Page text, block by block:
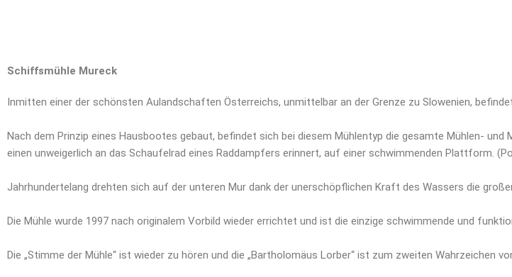
Schiffsmühle Mureck
Inmitten einer der schönsten Aulandschaften Österreichs, unmittelbar an der Grenze zu Slowenien,
Nach dem Prinzip eines Hausbootes gebaut, befindet sich bei diesem Mühlentyp die gesamte Mühlen- und
einen unweigerlich an das Schaufelrad eines Raddampfers erinnert, auf einer schwimmenden Plattform.
Jahrhundertelang drehten sich auf der unteren Mur dank der unerschöpflichen Kraft des Wassers die
Die Mühle wurde 1997 nach originalem Vorbild wieder errichtet und ist die einzige schwimmende und
Die „Stimme der Mühle“ ist wieder zu hören und die „Bartholomäus Lorber“ ist zum zweiten Wahrzeichen